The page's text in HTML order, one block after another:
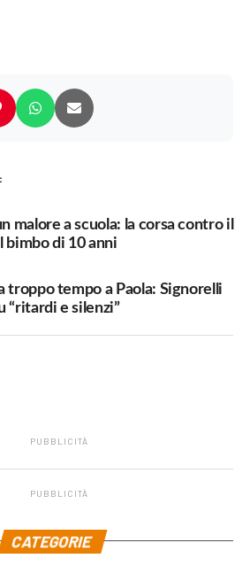
malore a scuola: la corsa contro il
bimbo di 10 anni
troppo tempo a Paola: Signorelli
“ritardi e silenzi”
PUBBLICITÀ
PUBBLICITÀ
CATEGORIE